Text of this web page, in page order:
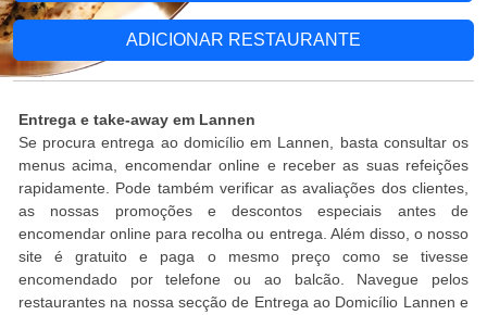
ADICIONAR RESTAURANTE
Entrega e take-away em Lannen
Se procura entrega ao domicílio em Lannen, basta consultar os
menus acima, encomendar online e receber as suas refeições
rapidamente. Pode também verificar as avaliações dos clientes,
as nossas promoções e descontos especiais antes de
encomendar online para recolha ou entrega. Além disso, o nosso
site é gratuito e paga o mesmo preço como se tivesse
encomendado por telefone ou ao balcão. Navegue pelos
restaurantes na nossa secção de Entrega ao Domicílio Lannen e